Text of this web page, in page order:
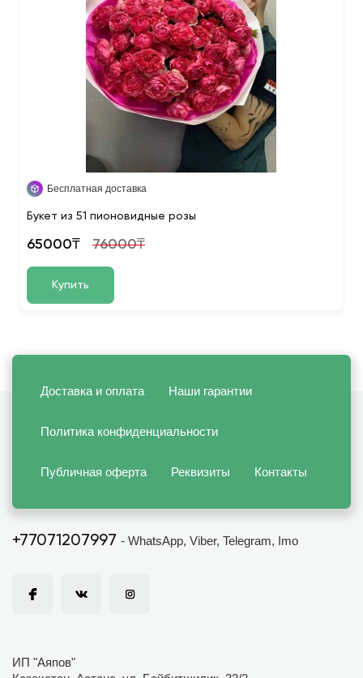
Бесплатная доставка
Букет из 51 пионовидные розы
65000₸ 76000₸
Купить
Доставка и оплата Наши гарантии
Политика конфиденциальности
Публичная оферта Реквизиты Контакты
+77071207997 - WhatsApp, Viber, Telegram, Imo
ИП "Аяпов"